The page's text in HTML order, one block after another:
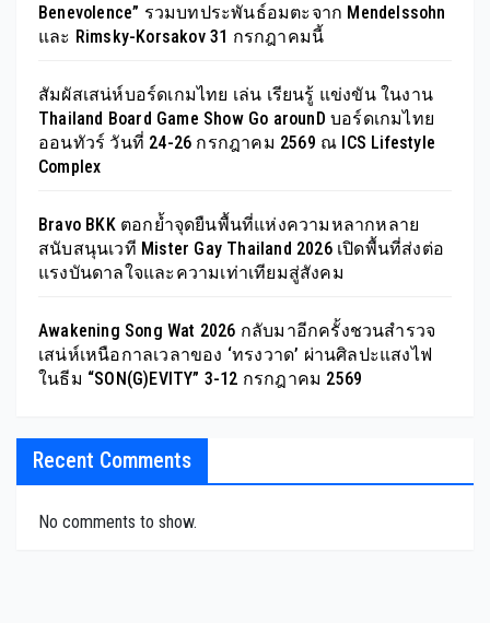
Benevolence” รวมบทประพันธ์อมตะจาก Mendelssohn
และ Rimsky-Korsakov 31 กรกฎาคมนี้
สัมผัสเสน่ห์บอร์ดเกมไทย เล่น เรียนรู้ แข่งขัน ในงาน
Thailand Board Game Show Go arounD บอร์ดเกมไทย
ออนทัวร์ วันที่ 24-26 กรกฎาคม 2569 ณ ICS Lifestyle
Complex
Bravo BKK ตอกย้ำจุดยืนพื้นที่แห่งความหลากหลาย
สนับสนุนเวที Mister Gay Thailand 2026 เปิดพื้นที่ส่งต่อ
แรงบันดาลใจและความเท่าเทียมสู่สังคม
Awakening Song Wat 2026 กลับมาอีกครั้งชวนสำรวจ
เสน่ห์เหนือกาลเวลาของ ‘ทรงวาด’ ผ่านศิลปะแสงไฟ
ในธีม “SON(G)EVITY” 3-12 กรกฎาคม 2569
Recent Comments
No comments to show.